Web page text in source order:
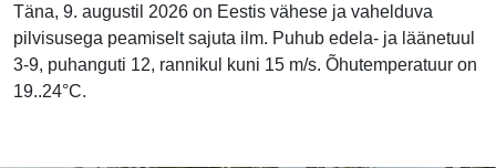
Täna, 9. augustil 2026 on Eestis vähese ja vahelduva
pilvisusega peamiselt sajuta ilm. Puhub edela- ja läänetuul
3-9, puhanguti 12, rannikul kuni 15 m/s. Õhutemperatuur on
19..24°C.